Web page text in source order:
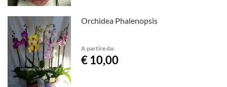
Orchidea Phalenopsis
A partire da:
€ 10,00